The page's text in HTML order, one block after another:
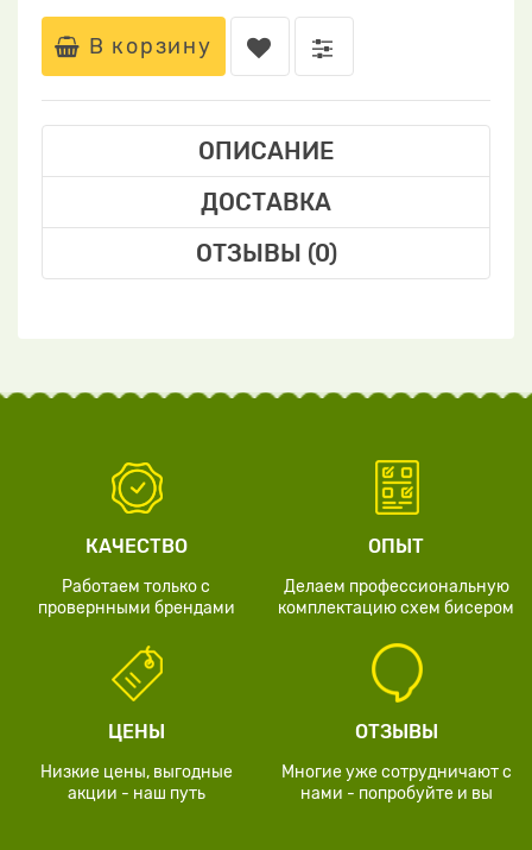
В корзину
ОПИСАНИЕ
ДОСТАВКА
ОТЗЫВЫ (0)
КАЧЕСТВО
Работаем только с
провернными брендами
ОПЫТ
Делаем профессиональную
комплектацию схем бисером
ЦЕНЫ
Низкие цены, выгодные
акции - наш путь
ОТЗЫВЫ
Многие уже сотрудничают с
нами - попробуйте и вы